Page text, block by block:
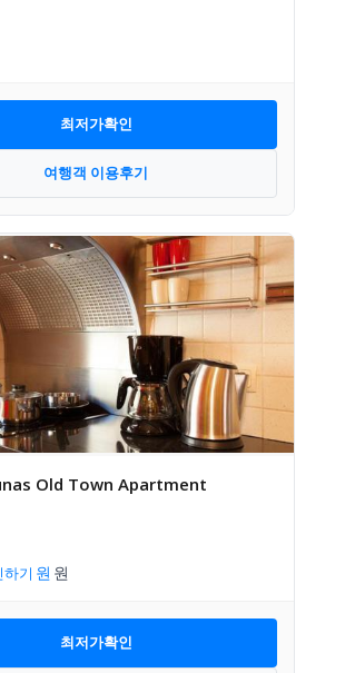
최저가확인
여행객 이용후기
Old Town Apartment
기
최저가확인